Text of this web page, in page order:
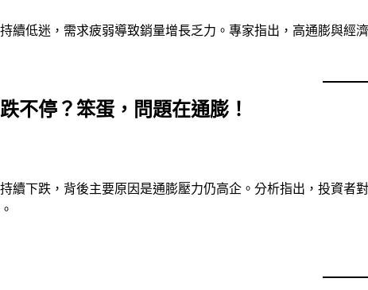
續低迷，需求疲弱導致銷量增長乏力。專家指出，高通膨與
不停？笨蛋，問題在通膨！
續下跌，背後主要原因是通膨壓力仍高企。分析指出，投資